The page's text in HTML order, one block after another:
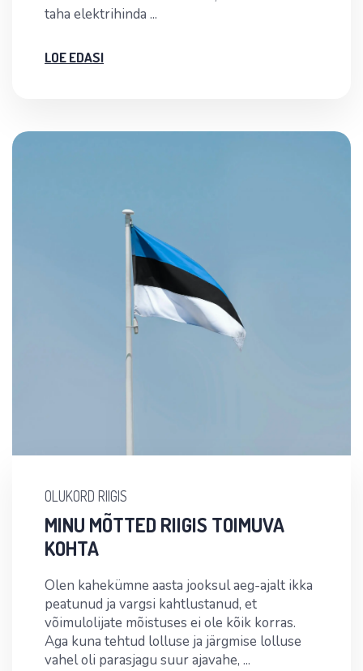
taha elektrihinda ...
LOE EDASI
OLUKORD RIIGIS
MINU MÕTTED RIIGIS TOIMUVA
KOHTA
Olen kahekümne aasta jooksul aeg-ajalt ikka
peatunud ja vargsi kahtlustanud, et
võimulolijate mõistuses ei ole kõik korras.
Aga kuna tehtud lolluse ja järgmise lolluse
vahel oli parasjagu suur ajavahe, ...